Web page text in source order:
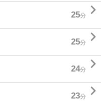
25分 
25分 
24分 
23分 